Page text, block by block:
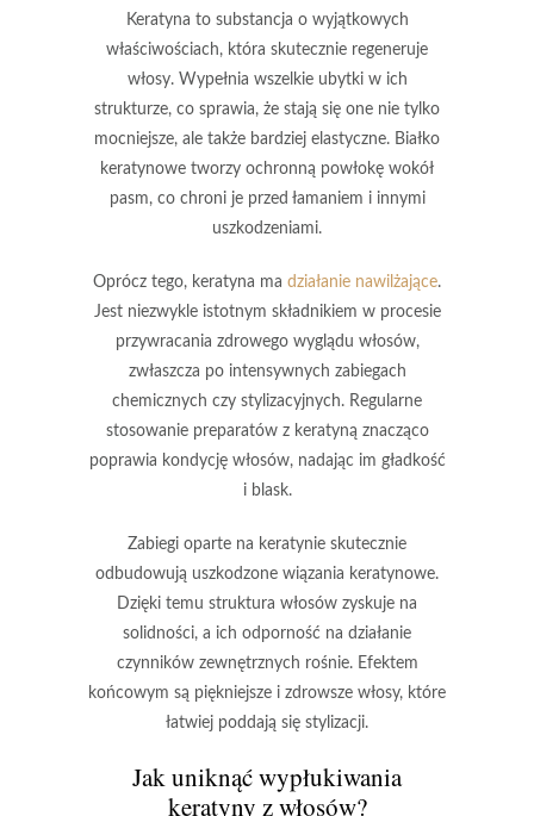
Keratyna to substancja o wyjątkowych
właściwościach, która skutecznie regeneruje
włosy. Wypełnia wszelkie ubytki w ich
strukturze, co sprawia, że stają się one nie tylko
mocniejsze, ale także bardziej elastyczne. Białko
keratynowe tworzy ochronną powłokę wokół
pasm, co chroni je przed łamaniem i innymi
uszkodzeniami.
Oprócz tego, keratyna ma działanie nawilżające.
Jest niezwykle istotnym składnikiem w procesie
przywracania zdrowego wyglądu włosów,
zwłaszcza po intensywnych zabiegach
chemicznych czy stylizacyjnych. Regularne
stosowanie preparatów z keratyną znacząco
poprawia kondycję włosów, nadając im gładkość
i blask.
Zabiegi oparte na keratynie skutecznie
odbudowują uszkodzone wiązania keratynowe.
Dzięki temu struktura włosów zyskuje na
solidności, a ich odporność na działanie
czynników zewnętrznych rośnie. Efektem
końcowym są piękniejsze i zdrowsze włosy, które
łatwiej poddają się stylizacji.
Jak uniknąć wypłukiwania
keratyny z włosów?